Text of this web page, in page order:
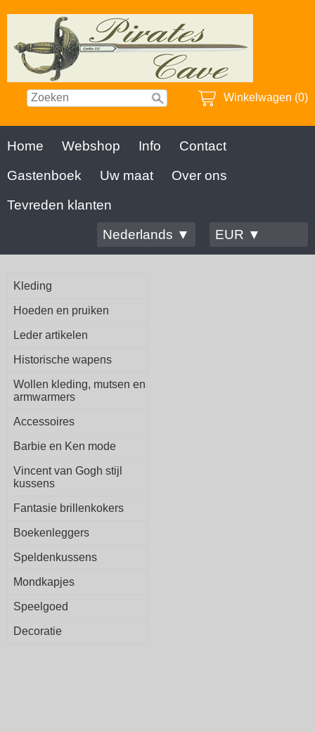
Winkelwagen (0)
Home Webshop Info
Contact
Gastenboek
Uw maat
Over ons
Tevreden klanten
Nederlands ▼
EUR ▼
Kleding
Hoeden en pruiken
Leder artikelen
Historische wapens
Wollen kleding, mutsen en
armwarmers
Accessoires
Barbie en Ken mode
Vincent van Gogh stijl
kussens
Fantasie brillenkokers
Boekenleggers
Speldenkussens
Mondkapjes
Speelgoed
Decoratie